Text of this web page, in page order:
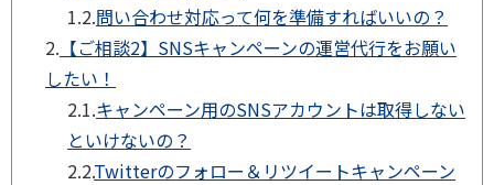
1.2.問い合わせ対応って何を準備すればいいの？
2. 【ご相談2】SNSキャンペーンの運営代行をお願い
したい！
2.1.キャンペーン用のSNSアカウントは取得しない
といけないの？
2.2.Twitterのフォロー＆リツイートキャンペーン